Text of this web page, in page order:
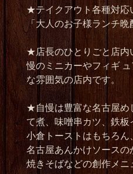
★テイクアウト各種対応
「大人のお子様ランチ晩
★店長のひとりごと店内
慢のミニカーやフィギ
な雰囲気の店内です。
★自慢は豊富な名古屋め
て煮、味噌串カツ、鉄板
小倉トーストはもちろ
名古屋あんかけソース
焼きそばなどの創作メニ